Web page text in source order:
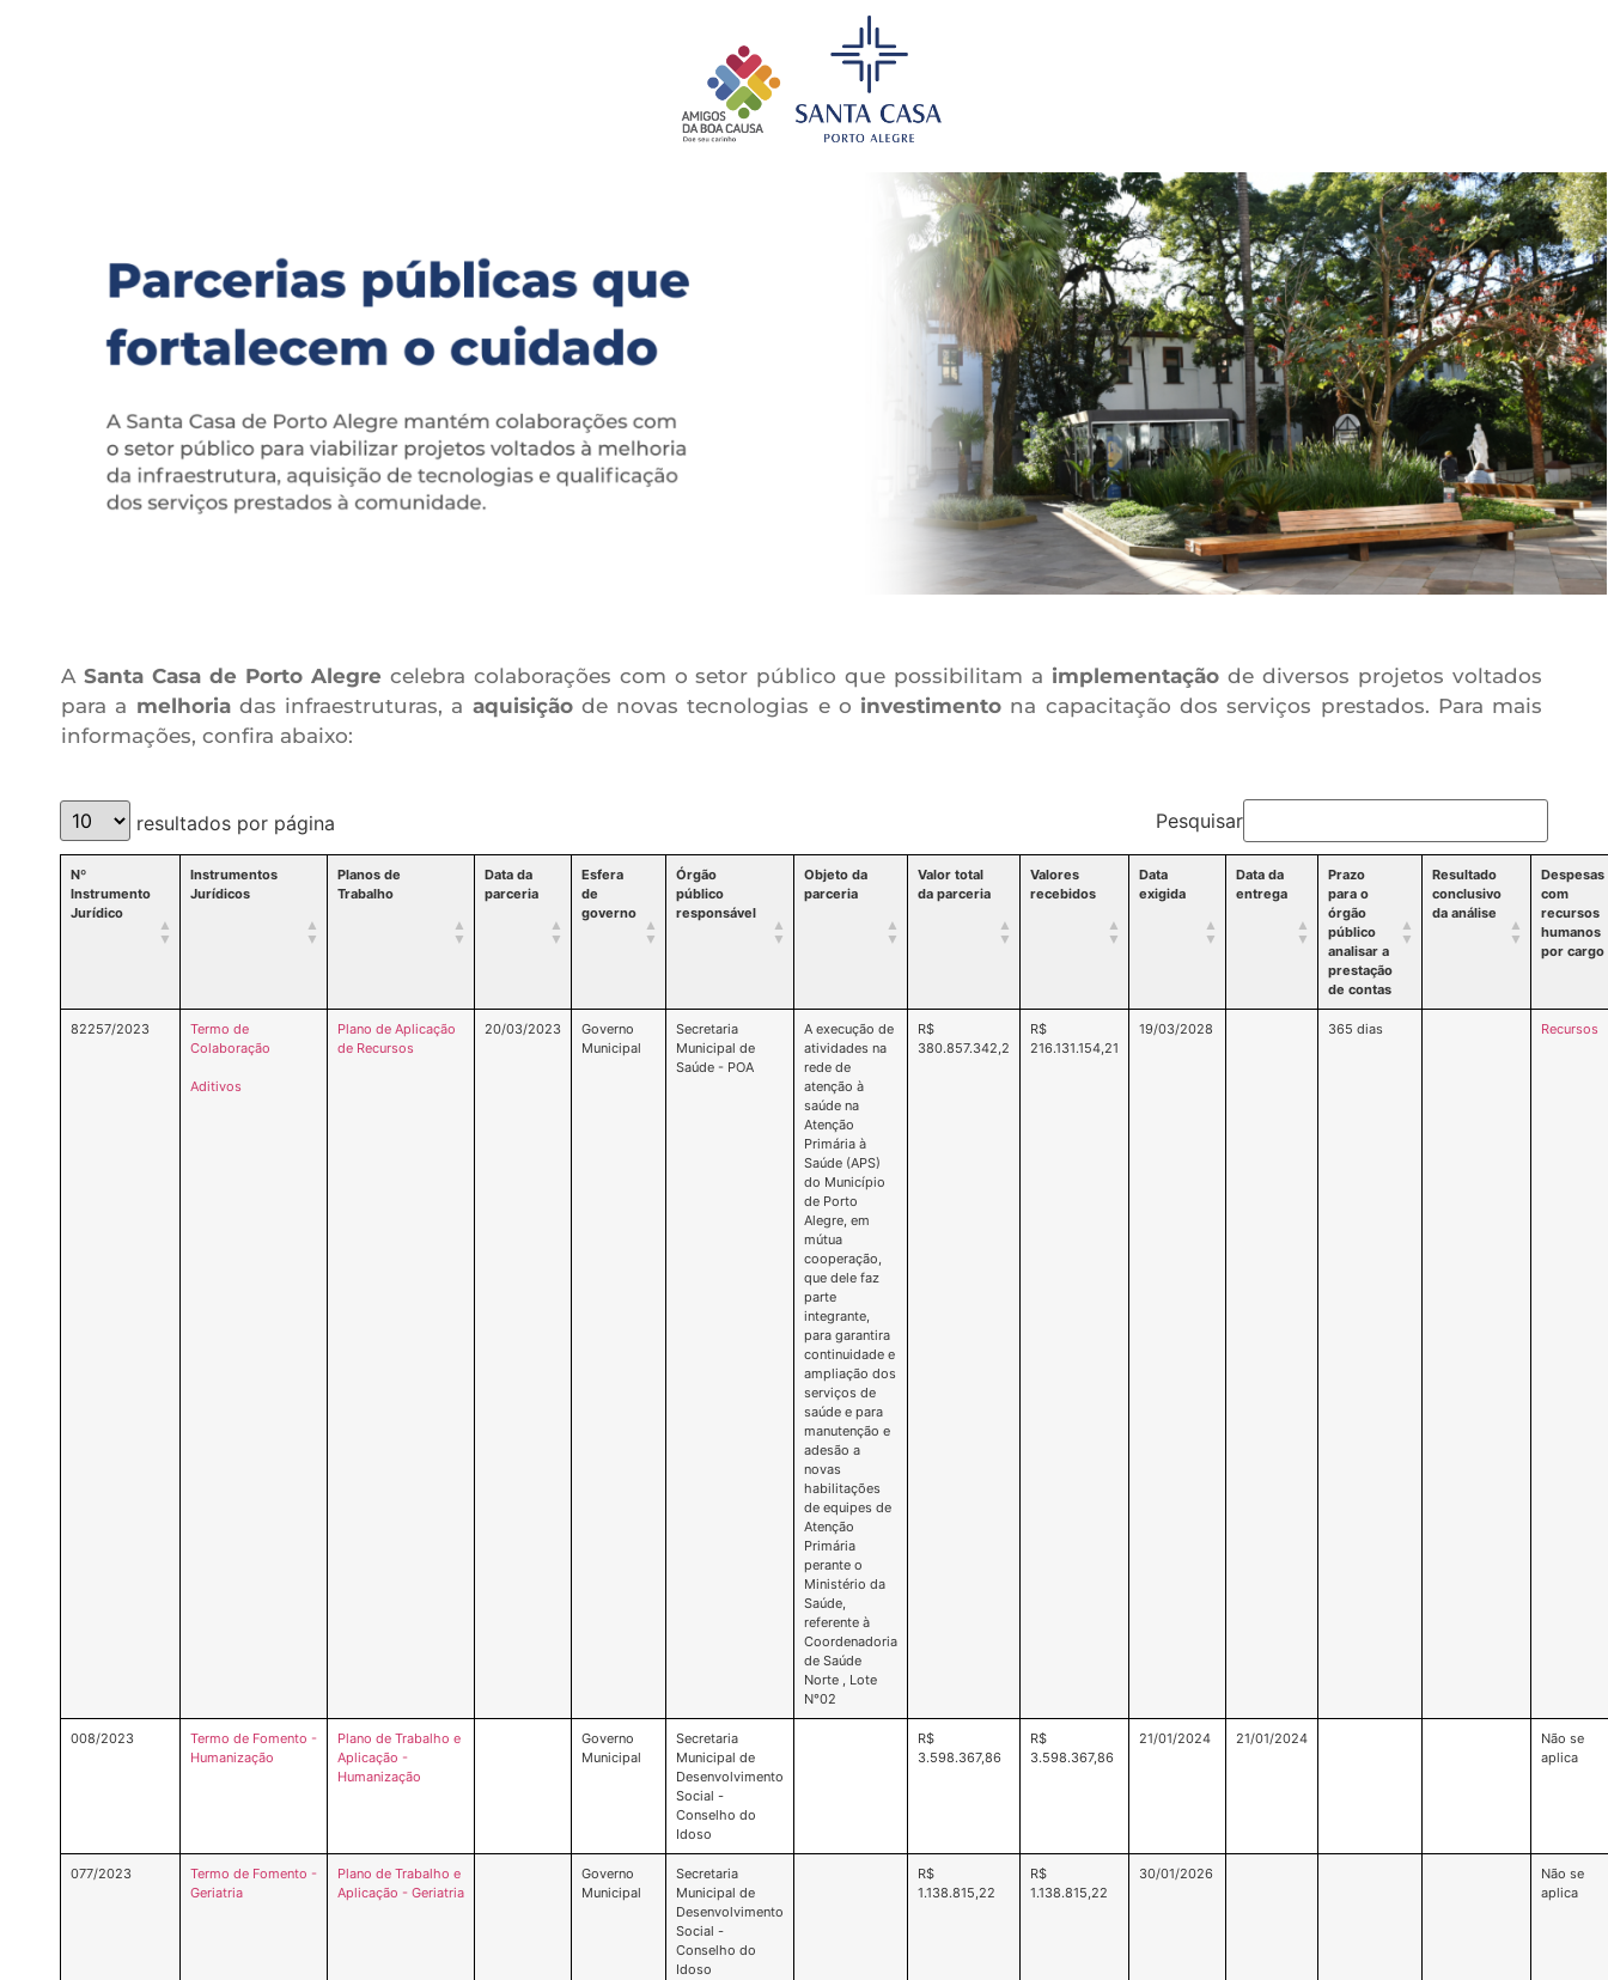
ASanta Casa de Porto Alegrecelebra colaborações com o setor público que possibilitam a implementação de diversos projetos voltados
para a melhoriadas infraestruturas, a aquisiçãode novas tecnologias e o investimento na capacitação dos serviços prestados. Para mais
informações, confira abaixo:
resultados por página Pesquisar
Nº
Instrumento
Jurídico
Instrumentos
Jurídicos
Planos de
Trabalho
Data da
parceria
Esfera
de
governo
Órgão
público
responsável
Objeto da
parceria
Valor total
da parceria
Valores
recebidos
Data
exigida
Data da
entrega
Prazo
para o
órgão
público
analisar a
prestação
de contas
Resultado
conclusivo
da análise
Despesas
com
recursos
humanos
por cargo
82257/2023
Termo de
Colaboração
Aditivos
Plano de Aplicação
de Recursos
20/03/2023
Governo
Municipal
Secretaria
Municipal de
Saúde - POA
A execução de
atividades na
rede de
atenção à
saúde na
Atenção
Primária à
Saúde (APS)
do Município
de Porto
Alegre, em
mútua
cooperação,
que dele faz
parte
integrante,
para garantira
continuidade e
ampliação dos
serviços de
saúde e para
manutenção e
adesão a
novas
habilitações
de equipes de
Atenção
Primária
perante o
Ministério da
Saúde,
referente à
Coordenadoria
de Saúde
Norte , Lote
N°02
R$
380.857.342,2
R$
216.131.154,21
19/03/2028 365 dias Recursos
008/2023
Termo de Fomento -
Humanização
Plano de Trabalho e
Aplicação -
Humanização
Governo
Municipal
Secretaria
Municipal de
Desenvolvimento
Social -
Conselho do
Idoso
R$
3.598.367,86
R$
3.598.367,86
21/01/2024 21/01/2024
Não se
aplica
077/2023
Termo de Fomento -
Geriatria
Plano de Trabalho e
Aplicação - Geriatria
Governo
Municipal
Secretaria
Municipal de
Desenvolvimento
Social -
Conselho do
Idoso
R$
1.138.815,22
R$
1.138.815,22
30/01/2026
Não se
aplica